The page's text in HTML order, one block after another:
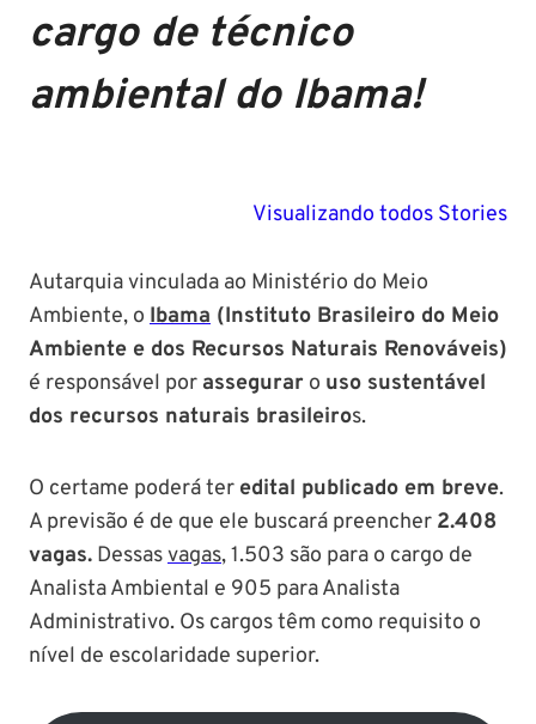
cargo de técnico
ambiental do Ibama!
Visualizando todos Stories
2024
Polícia Federal:
sobre!
MG:
Soldado!
Autarquia vinculada ao Ministério do Meio
Ambiente, o Ibama (Instituto Brasileiro do Meio
Ambiente e dos Recursos Naturais Renováveis)
é responsável por assegurar o uso sustentável
dos recursos naturais brasileiros.
O certame poderá ter edital publicado em breve.
A previsão é de que ele buscará preencher 2.408
vagas. Dessasvagas, 1.503 são para o cargo de
Analista Ambiental e 905 para Analista
Administrativo. Os cargos têm como requisito o
nível de escolaridade superior.